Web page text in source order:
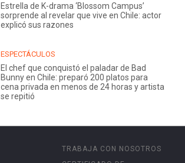
Estrella de K-drama ‘Blossom Campus’
sorprende al revelar que vive en Chile: actor
explicó sus razones
ESPECTÁCULOS
El chef que conquistó el paladar de Bad
Bunny en Chile: preparó 200 platos para
cena privada en menos de 24 horas y artista
se repitió
TRABAJA CON NOSOTROS